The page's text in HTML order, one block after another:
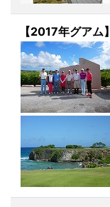
【2017年グアム】